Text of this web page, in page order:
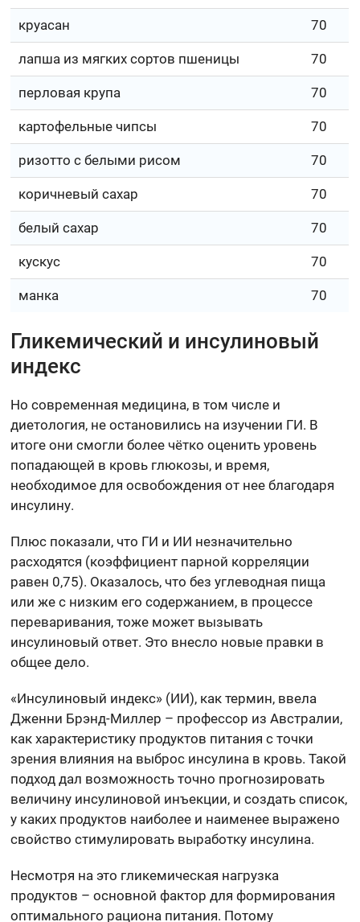
круасан 70
лапша из мягких сортов пшеницы 70
перловая крупа 70
картофельные чипсы 70
ризотто с белыми рисом 70
коричневый сахар 70
белый сахар 70
кускус 70
манка 70
Гликемический и инсулиновый
индекс
Но современная медицина, в том числе и
диетология, не остановились на изучении ГИ. В
итоге они смогли более чётко оценить уровень
попадающей в кровь глюкозы, и время,
необходимое для освобождения от нее благодаря
инсулину.
Плюс показали, что ГИ и ИИ незначительно
расходятся (коэффициент парной корреляции
равен 0,75). Оказалось, что без углеводная пища
или же с низким его содержанием, в процессе
переваривания, тоже может вызывать
инсулиновый ответ. Это внесло новые правки в
общее дело.
«Инсулиновый индекс» (ИИ), как термин, ввела
Дженни Брэнд-Миллер – профессор из Австралии,
как характеристику продуктов питания с точки
зрения влияния на выброс инсулина в кровь. Такой
подход дал возможность точно прогнозировать
величину инсулиновой инъекции, и создать список,
у каких продуктов наиболее и наименее выражено
свойство стимулировать выработку инсулина.
Несмотря на это гликемическая нагрузка
продуктов – основной фактор для формирования
оптимального рациона питания. Потому